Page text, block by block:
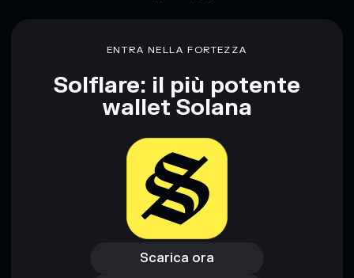
ENTRA NELLA FORTEZZA
Solflare: il più potente
wallet Solana
Scarica ora
Scarica ora
Accedi al wallet